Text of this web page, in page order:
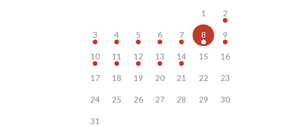
1 2
3 4 5 6 7 8 9
10 11 12 13 14 15 16
17 18 19 20 21 22 23
24 25 26 27 28 29 30
31